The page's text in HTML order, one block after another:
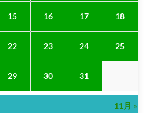
15 16 17 18
22 23 24 25
29 30 31
11月 »